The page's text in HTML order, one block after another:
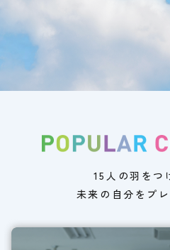
15人の羽をつ
未来の自分をプ